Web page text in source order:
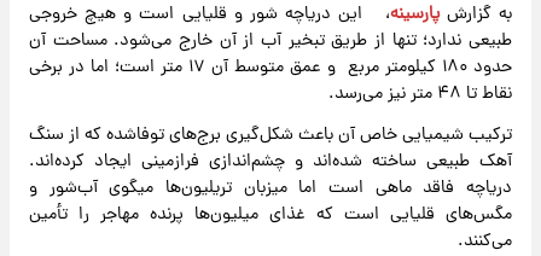
به گزارشپارسینه، این دریاچه شور و قلیایی است و هیچ خروجی
طبیعی ندارد؛ تنها از طریق تبخیر آب از آن خارج می‌شود. مساحت آن
حدود ۱۸۰ کیلومتر مربع و عمق متوسط آن ۱۷ متر است؛ اما در برخی
نقاط تا ۴۸ متر نیز می‌رسد.
ترکیب شیمیایی خاص آن باعث شکل‌گیری برج‌های توفاشده که از سنگ
آهک طبیعی ساخته شده‌اند و چشم‌اندازی فرازمینی ایجاد کرده‌اند.
دریاچه فاقد ماهی است اما میزبان تریلیون‌ها میگوی آب‌شور و
مگس‌های قلیایی است که غذای میلیون‌ها پرنده مهاجر را تأمین
می‌کنند.